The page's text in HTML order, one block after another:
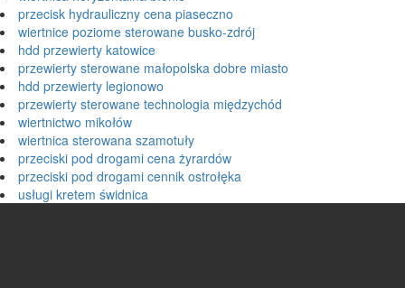
przecisk hydrauliczny cena piaseczno
wiertnice poziome sterowane busko-zdrój
hdd przewierty katowice
przewierty sterowane małopolska dobre miasto
hdd przewierty legionowo
przewierty sterowane technologia międzychód
wiertnictwo mikołów
wiertnica sterowana szamotuły
przeciski pod drogami cena żyrardów
przeciski pod drogami cennik ostrołęka
usługi kretem świdnica